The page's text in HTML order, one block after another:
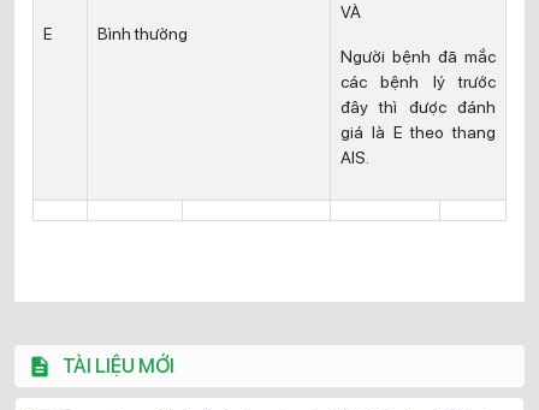
TÀI LIỆU MỚI
E Bình thường
VÀ
Người bệnh đã mắc
các bệnh lý trước
đây thì được đánh
giá là E theo thang
AIS.